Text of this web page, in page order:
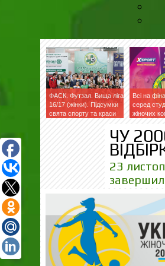
ФАСК. Футзал. Вища ліга
16/17 (жінки). Підсумки
свята спорту та краси
Всі на
серед
жіночих
ЧУ
23